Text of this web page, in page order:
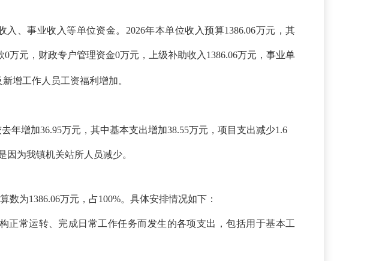
、事业收入等单位资金。 2026年本单位收入预算1386.06万元，其
万元，财政专户管理资金0万元，上级补助收入1386.06万元，事业单
增工作人员工资福利增加。
年增加36.95万元，其中基本支出增加38.55万元，项目支出减少1.6
为我镇机关站所人员减少。
为1386.06万元，占100%。具体安排情况如下：
正常运转、完成日常工作任务而发生的各项支出，包括用于基本工